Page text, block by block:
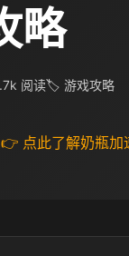
略
阅读🏷 游戏攻略
👉 点此了解奶瓶加